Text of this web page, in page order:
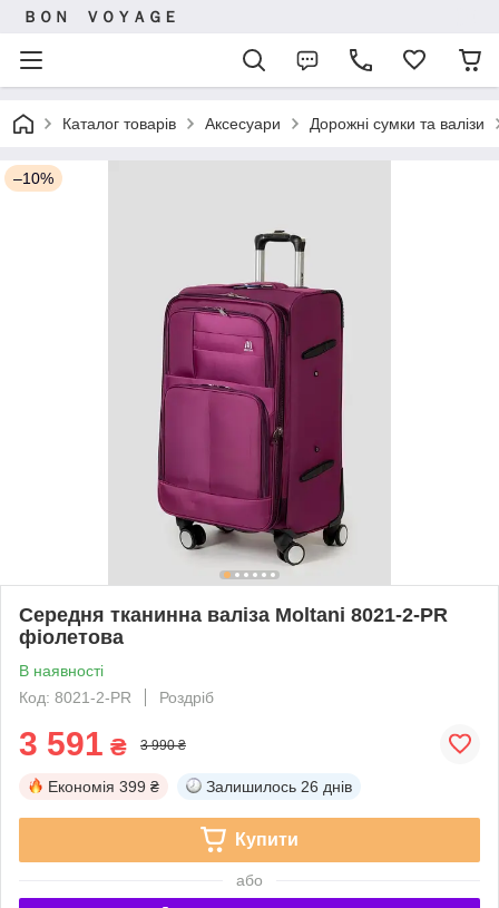
ＢＯＮ ＶＯＹＡＧＥ
Каталог товарів Аксесуари Дорожні сумки та валізи
–10%
Середня тканинна валіза Moltani 8021-2-PR
фіолетова
В наявності
Код: 8021-2-PR
Роздріб
3 591 ₴ 3 990 ₴
Економія 399 ₴ Залишилось 26 днів
Купити
або